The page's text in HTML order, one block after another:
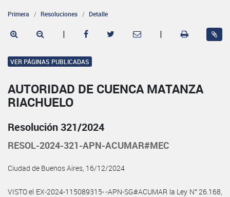
Primera Resoluciones Detalle
| |
VER PÁGINAS PUBLICADAS
AUTORIDAD DE CUENCA MATANZA
RIACHUELO
Resolución 321/2024
RESOL-2024-321-APN-ACUMAR#MEC
Ciudad de Buenos Aires, 16/12/2024
VISTO el EX-2024-115089315- -APN-SG#ACUMAR la Ley N° 26.168,